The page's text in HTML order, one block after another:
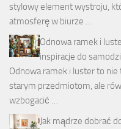
stylowy element wystroju,
atmosferę w biurze …
Odnowa ramek i
inspiracje do
Odnowa ramek i luster to
starym przedmiotom, ale
wzbogacić …
Jak mądrze dobrać